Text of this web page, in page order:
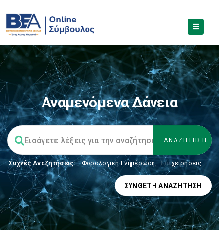
Αναμενόμενα Δάνεια
Συχνές Αναζητήσεις: Φορολογικη Ενημέρωση, Επιχειρήσεις
ΣΎΝΘΕΤΗ ΑΝΑΖΉΤΗΣΗ